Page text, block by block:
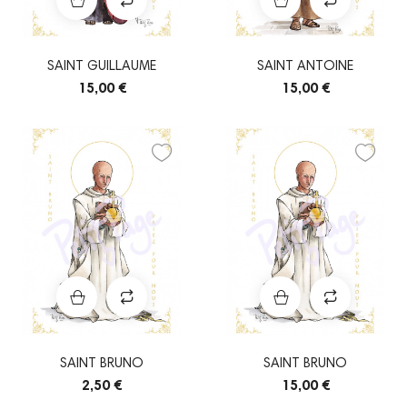
SAINT GUILLAUME
15,00 €
SAINT ANTOINE
15,00 €
SAINT BRUNO
2,50 €
SAINT BRUNO
15,00 €